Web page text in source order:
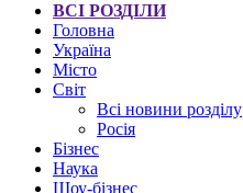
ВСІ РОЗДІЛИ
Головна
Україна
Місто
Світ
Всі новини розділу
Росія
Бізнес
Наука
Шоу-бізнес